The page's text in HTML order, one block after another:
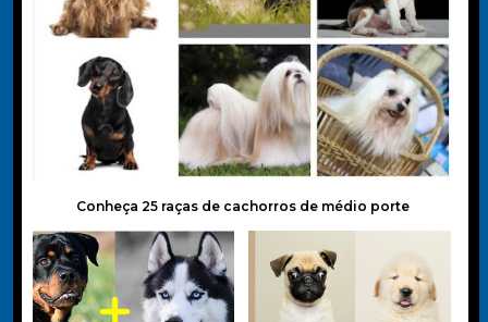
Conheça 25 raças de cachorros de médio porte